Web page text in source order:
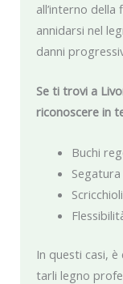
all’interno
annidarsi nel
danni
Se ti trovi a
riconoscere in
Buchi
In questi casi,
tarli legno